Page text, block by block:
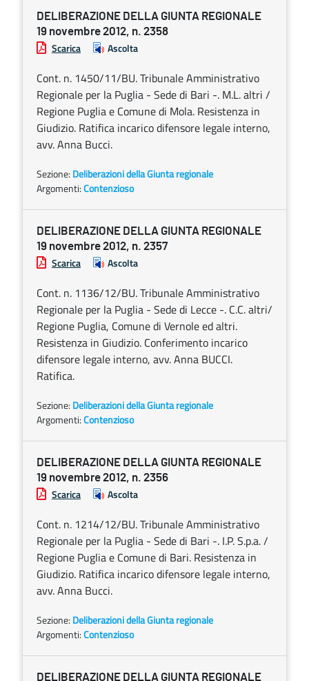
DELIBERAZIONE DELLA GIUNTA REGIONALE
19 novembre 2012, n. 2358
Scarica Ascolta
Cont. n. 1450/11/BU. Tribunale Amministrativo
Regionale per la Puglia - Sede di Bari -. M.L. altri /
Regione Puglia e Comune di Mola. Resistenza in
Giudizio. Ratifica incarico difensore legale interno,
avv. Anna Bucci.
Sezione: Deliberazioni della Giunta regionale
Argomenti:Contenzioso
DELIBERAZIONE DELLA GIUNTA REGIONALE
19 novembre 2012, n. 2357
Scarica Ascolta
Cont. n. 1136/12/BU. Tribunale Amministrativo
Regionale per la Puglia - Sede di Lecce -. C.C. altri/
Regione Puglia, Comune di Vernole ed altri.
Resistenza in Giudizio. Conferimento incarico
difensore legale interno, avv. Anna BUCCI.
Ratifica.
Sezione: Deliberazioni della Giunta regionale
Argomenti:Contenzioso
DELIBERAZIONE DELLA GIUNTA REGIONALE
19 novembre 2012, n. 2356
Scarica Ascolta
Cont. n. 1214/12/BU. Tribunale Amministrativo
Regionale per la Puglia - Sede di Bari -. I.P. S.p.a. /
Regione Puglia e Comune di Bari. Resistenza in
Giudizio. Ratifica incarico difensore legale interno,
avv. Anna Bucci.
Sezione: Deliberazioni della Giunta regionale
Argomenti:Contenzioso
DELIBERAZIONE DELLA GIUNTA REGIONALE